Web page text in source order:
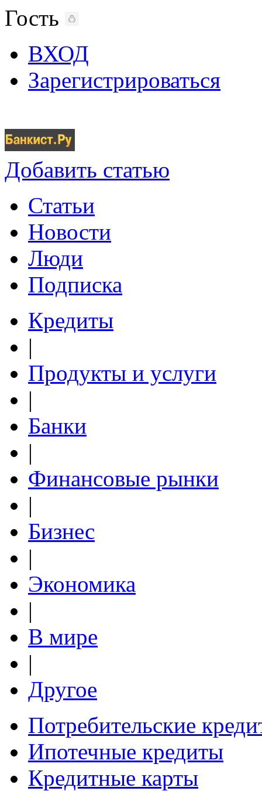
Гость
ВХОД
Зарегистрироваться
Добавить статью
Статьи
Новости
Люди
Подписка
Кредиты
|
Продукты и услуги
|
Банки
|
Финансовые рынки
|
Бизнес
|
Экономика
|
В мире
|
Другое
Потребительские
Ипотечные кредиты
Кредитные карты